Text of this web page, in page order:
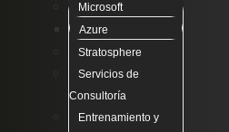
Microsoft
Azure
Stratosphere
Servicios de
Consultoría
Entrenamiento y